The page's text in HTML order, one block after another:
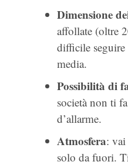
Dimensione
affollate (oltre
difficile
media.
Possibilità di
società non ti
d’allarme.
Atmosfera: vai
solo da fuori.